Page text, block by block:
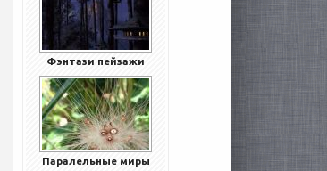
Фэнтази пейзажи
Паралельные миры